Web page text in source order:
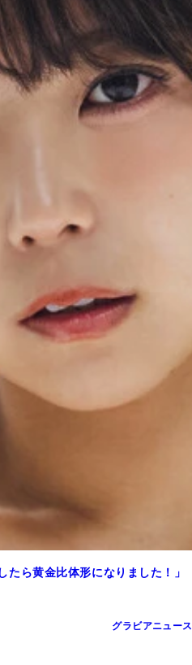
ら黄金比体形になりました！」
グラビアニュース